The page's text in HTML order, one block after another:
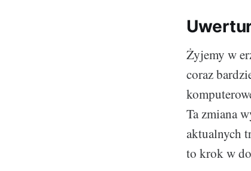
Żyjemy w
coraz
Ta zmiana
aktualnych
to krok w